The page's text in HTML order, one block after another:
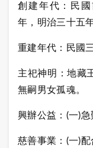
創建年代：民
年，明治三十五
重建年代：民國
主祀神明：地藏
無嗣男女孤魂。
興辦公益：(一)急
慈善事業：(一)